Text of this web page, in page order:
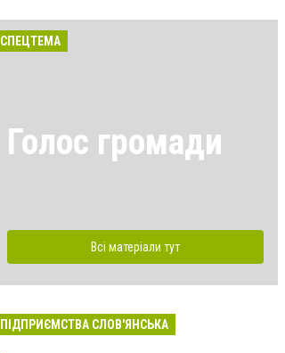
СПЕЦТЕМА
Голос громади
Всі матеріали тут
ПІДПРИЄМСТВА СЛОВ'ЯНСЬКА